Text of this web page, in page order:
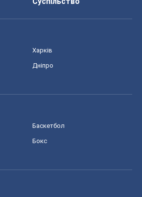
Харків
Дніпро
Баскетбол
Бокс